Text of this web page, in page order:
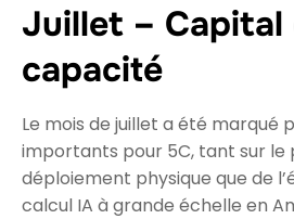
Juillet – Capital
capacité
Le mois de juillet a été marqué
importants pour 5C, tant sur le
déploiement physique que de
calcul IA à grande échelle en